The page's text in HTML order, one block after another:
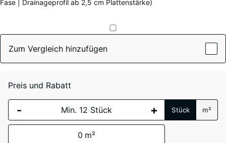
Schiefergrau(active)
Anthrazit
Grasgrün + 0,50 €
x
540
x
mm
Die gewählte, blau
umrandete
Abmessung wird
Fase | Drainageprofil ab 2,5 cm Plattenstärke)
Zum Vergleich hinzufügen
Preis und Rabatt
- + Stück m²
0 m²